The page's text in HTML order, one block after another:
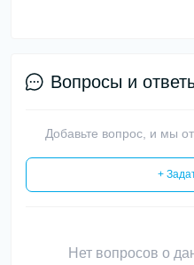
Вопросы и
Добавьте вопрос, и мы
+
Нет вопросов о